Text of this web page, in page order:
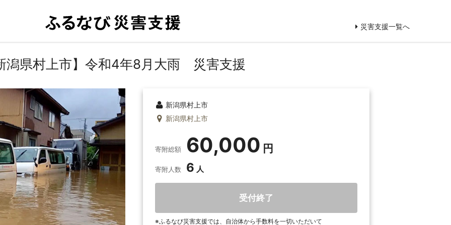
災害支援一覧へ
潟県村上市】令和4年8月大雨 災害支援
新潟県村上市
新潟県村上市
寄附総額 60,000
寄附人数 6
受付終了
ふるなび災害支援では、自治体から手数料を一切いただいて